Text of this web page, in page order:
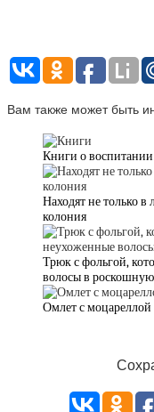
Вам также может быть
Книги о
Находят не только
колония
Трюк с фольгой,
волосы в
Омлет с